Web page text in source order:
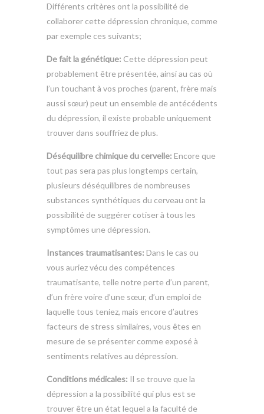
Différents critères ont la possibilité de
collaborer cette dépression chronique, comme
par exemple ces suivants;
De fait la génétique: Cette dépression peut
probablement être présentée, ainsi au cas où
l’un touchant à vos proches (parent, frère mais
aussi sœur) peut un ensemble de antécédents
du dépression, il existe probable uniquement
trouver dans souffriez de plus.
Déséquilibre chimique du cervelle: Encore que
tout pas sera pas plus longtemps certain,
plusieurs déséquilibres de nombreuses
substances synthétiques du cerveau ont la
possibilité de suggérer cotiser à tous les
symptômes une dépression.
Instances traumatisantes: Dans le cas ou
vous auriez vécu des compétences
traumatisante, telle notre perte d’un parent,
d’un frère voire d’une sœur, d’un emploi de
laquelle tous teniez, mais encore d’autres
facteurs de stress similaires, vous êtes en
mesure de se présenter comme exposé à
sentiments relatives au dépression.
Conditions médicales: Il se trouve que la
dépression a la possibilité qui plus est se
trouver être un état lequel a la faculté de